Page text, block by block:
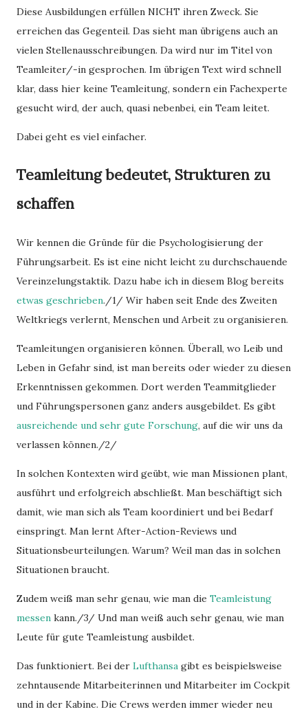
Diese Ausbildungen erfüllen NICHT ihren Zweck. Sie
erreichen das Gegenteil. Das sieht man übrigens auch an
vielen Stellenausschreibungen. Da wird nur im Titel von
Teamleiter/-in gesprochen. Im übrigen Text wird schnell
klar, dass hier keine Teamleitung, sondern ein Fachexperte
gesucht wird, der auch, quasi nebenbei, ein Team leitet.
Dabei geht es viel einfacher.
Teamleitung bedeutet, Strukturen zu
schaffen
Wir kennen die Gründe für die Psychologisierung der
Führungsarbeit. Es ist eine nicht leicht zu durchschauende
Vereinzelungstaktik. Dazu habe ich in diesem Blog bereits
etwas geschrieben./1/ Wir haben seit Ende des Zweiten
Weltkriegs verlernt, Menschen und Arbeit zu organisieren.
Teamleitungen organisieren können. Überall, wo Leib und
Leben in Gefahr sind, ist man bereits oder wieder zu diesen
Erkenntnissen gekommen. Dort werden Teammitglieder
und Führungspersonen ganz anders ausgebildet. Es gibt
ausreichende und sehr gute Forschung, auf die wir uns da
verlassen können./2/
In solchen Kontexten wird geübt, wie man Missionen plant,
ausführt und erfolgreich abschließt. Man beschäftigt sich
damit, wie man sich als Team koordiniert und bei Bedarf
einspringt. Man lernt After-Action-Reviews und
Situationsbeurteilungen. Warum? Weil man das in solchen
Situationen braucht.
Zudem weiß man sehr genau, wie man die Teamleistung
messen kann./3/ Und man weiß auch sehr genau, wie man
Leute für gute Teamleistung ausbildet.
Das funktioniert. Bei der Lufthansa gibt es beispielsweise
zehntausende Mitarbeiterinnen und Mitarbeiter im Cockpit
und in der Kabine. Die Crews werden immer wieder neu